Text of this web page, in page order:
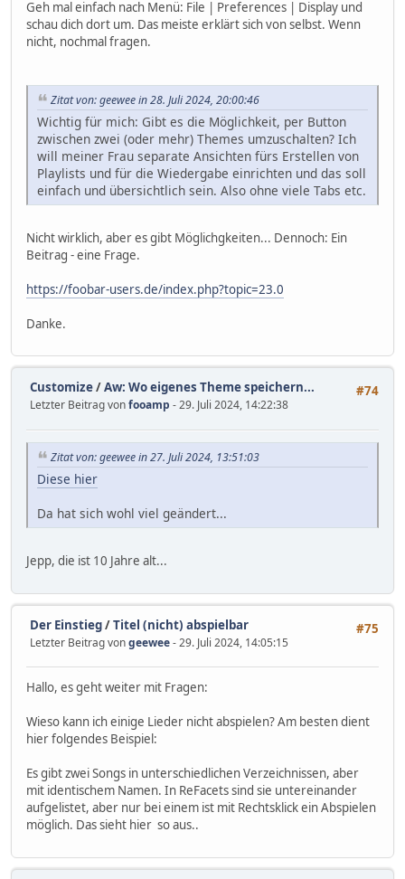
Geh mal einfach nach Menü: File | Preferences | Display und
schau dich dort um. Das meiste erklärt sich von selbst. Wenn
nicht, nochmal fragen.
Zitat von: geewee in 28. Juli 2024, 20:00:46
Wichtig für mich: Gibt es die Möglichkeit, per Button
zwischen zwei (oder mehr) Themes umzuschalten? Ich
will meiner Frau separate Ansichten fürs Erstellen von
Playlists und für die Wiedergabe einrichten und das soll
einfach und übersichtlich sein. Also ohne viele Tabs etc.
Nicht wirklich, aber es gibt Möglichgkeiten... Dennoch: Ein
Beitrag - eine Frage.
https://foobar-users.de/index.php?topic=23.0
Danke.
#74
Customize/Aw: Wo eigenes Theme speichern...
Letzter Beitrag vonfooamp - 29. Juli 2024, 14:22:38
Zitat von: geewee in 27. Juli 2024, 13:51:03
Diese hier
Da hat sich wohl viel geändert...
Jepp, die ist 10 Jahre alt...
#75
Der Einstieg/Titel (nicht) abspielbar
Letzter Beitrag vongeewee- 29. Juli 2024, 14:05:15
Hallo, es geht weiter mit Fragen:
Wieso kann ich einige Lieder nicht abspielen? Am besten dient
hier folgendes Beispiel:
Es gibt zwei Songs in unterschiedlichen Verzeichnissen, aber
mit identischem Namen. In ReFacets sind sie untereinander
aufgelistet, aber nur bei einem ist mit Rechtsklick ein Abspielen
möglich. Das sieht hier so aus..